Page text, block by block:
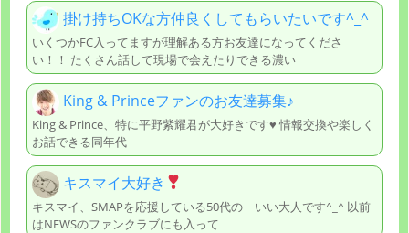
掛け持ちOKな方仲良くしてもらいたいです^_^
いくつかFC入ってますが理解ある方お友達になってくださ
い！！ たくさん話して現場で会えたりできる濃い
King & Princeファンのお友達募集♪
King & Prince、特に平野紫耀君が大好きです♥️ 情報交換や楽しく
お話できる同年代
キスマイ大好き
キスマイ、SMAPを応援している50代の いい大人です^_^ 以前
はNEWSのファンクラブにも入って